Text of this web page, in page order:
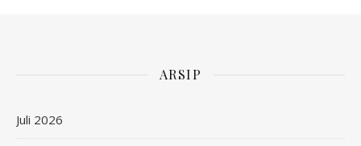
ARSIP
Juli 2026